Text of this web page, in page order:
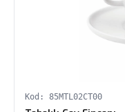
Kod: 85MTL02CT00